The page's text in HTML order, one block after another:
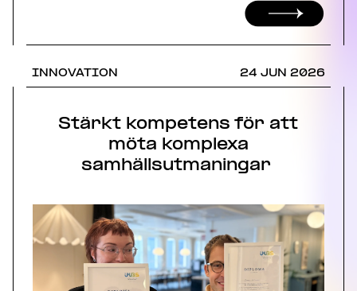
INNOVATION 24 JUN 2026
Stärkt kompetens för att
möta komplexa
samhällsutmaningar